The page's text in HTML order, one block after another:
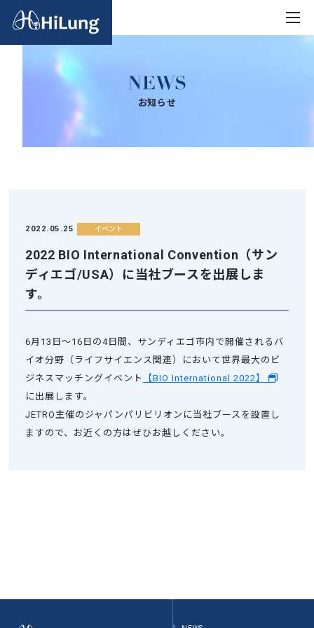
お知らせ
2022.05.25 イベント
2022 BIO International Convention（サン
ディエゴ/USA）に当社ブースを出展しま
す。
6月13日～16日の4日間、サンディエゴ市内で開催されるバ
イオ分野（ライフサイエンス関連）において世界最大のビ
ジネスマッチングイベント
【BIO International 2022】
に出展します。
JETRO主催のジャパンパリビリオンに当社ブースを設置し
ますので、お近くの方はぜひお越しください。